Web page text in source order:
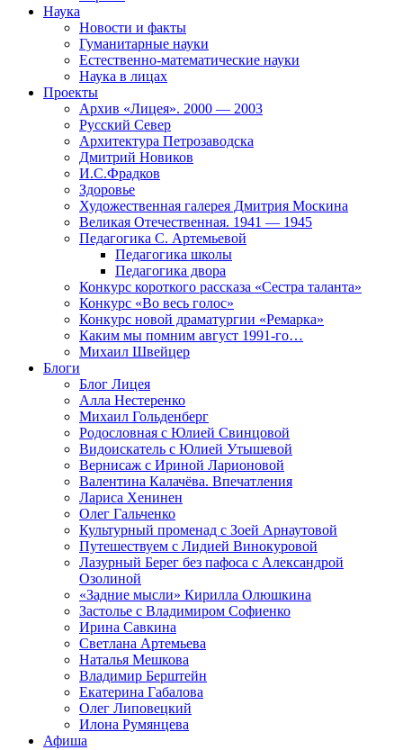
Наука
Новости и факты
Гуманитарные науки
Естественно-математические науки
Наука в лицах
Проекты
Архив «Лицея». 2000 — 2003
Русский Север
Архитектура Петрозаводска
Дмитрий Новиков
И.С.Фрадков
Здоровье
Художественная галерея Дмитрия Москина
Великая Отечественная. 1941 — 1945
Педагогика С. Артемьевой
Педагогика школы
Педагогика двора
Конкурс короткого рассказа «Сестра таланта»
Конкурс «Во весь голос»
Конкурс новой драматургии «Ремарка»
Каким мы помним август 1991-го…
Михаил Швейцер
Блоги
Блог Лицея
Алла Нестеренко
Михаил Гольденберг
Родословная с Юлией Свинцовой
Видоискатель с Юлией Утышевой
Вернисаж с Ириной Ларионовой
Валентина Калачёва. Впечатления
Лариса Хенинен
Олег Гальченко
Культурный променад с Зоей Арнаутовой
Путешествуем с Лидией Винокуровой
Лазурный Берег без пафоса с Александрой
Озолиной
«Задние мысли» Кирилла Олюшкина
Застолье с Владимиром Софиенко
Ирина Савкина
Светлана Артемьева
Наталья Мешкова
Владимир Берштейн
Екатерина Габалова
Олег Липовецкий
Илона Румянцева
Афиша